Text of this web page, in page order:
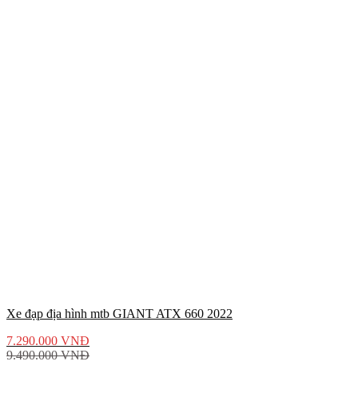
Xe đạp địa hình mtb GIANT ATX 660 2022
7.290.000 VNĐ
9.490.000VNĐ